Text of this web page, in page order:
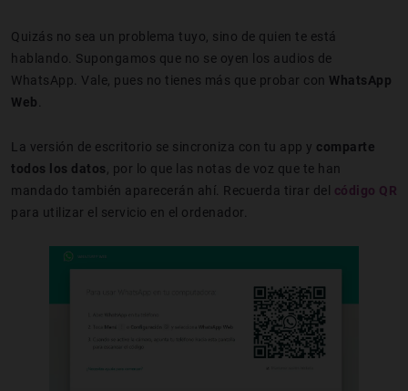
Quizás no sea un problema tuyo, sino de quien te está
hablando. Supongamos que no se oyen los audios de
WhatsApp. Vale, pues no tienes más que probar con WhatsApp
Web
La versión de escritorio se sincroniza con tu app y comparte
todos los datos , por lo que las notas de voz que te han
mandado también aparecerán ahí. Recuerda tirar del código QR
para utilizar el servicio en el ordenador.